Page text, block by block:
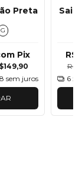
Preta
G
Pix
sem juros
Saia
6 x